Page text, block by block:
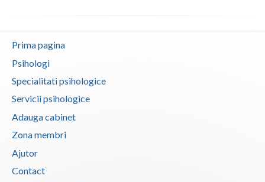
Prima pagina
Psihologi
Specialitati psihologice
Servicii psihologice
Adauga cabinet
Zona membri
Ajutor
Contact